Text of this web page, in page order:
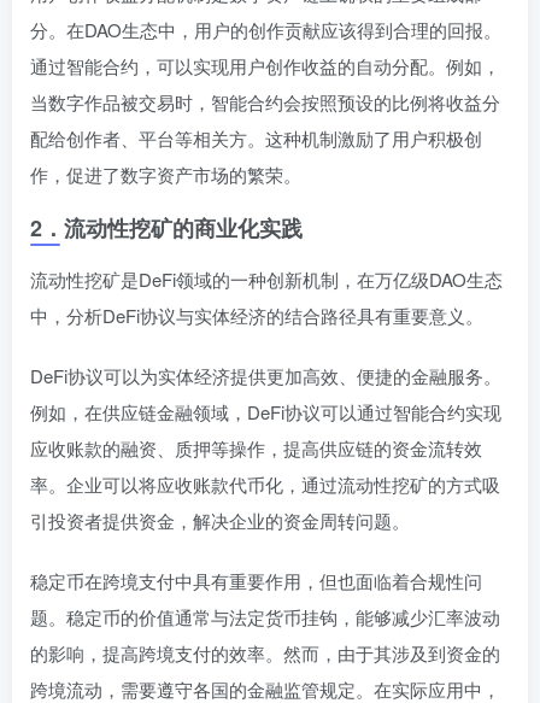
分。在DAO生态中，用户的创作贡献应该得到合理的回报。
通过智能合约，可以实现用户创作收益的自动分配。例如，
当数字作品被交易时，智能合约会按照预设的比例将收益分
配给创作者、平台等相关方。这种机制激励了用户积极创
作，促进了数字资产市场的繁荣。
2． 流动性挖矿的商业化实践
流动性挖矿是DeFi领域的一种创新机制，在万亿级DAO生态
中，分析DeFi协议与实体经济的结合路径具有重要意义。
DeFi协议可以为实体经济提供更加高效、便捷的金融服务。
例如，在供应链金融领域，DeFi协议可以通过智能合约实现
应收账款的融资、质押等操作，提高供应链的资金流转效
率。企业可以将应收账款代币化，通过流动性挖矿的方式吸
引投资者提供资金，解决企业的资金周转问题。
稳定币在跨境支付中具有重要作用，但也面临着合规性问
题。稳定币的价值通常与法定货币挂钩，能够减少汇率波动
的影响，提高跨境支付的效率。然而，由于其涉及到资金的
跨境流动，需要遵守各国的金融监管规定。在实际应用中，